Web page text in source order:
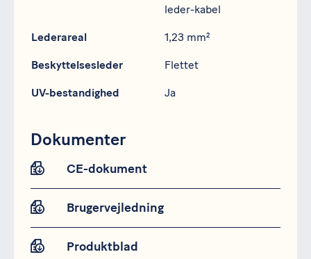
leder-kabel
Lederareal 1,23 mm²
Beskyttelsesleder Flettet
UV-bestandighed Ja
Dokumenter
CE-dokument
Brugervejledning
Produktblad